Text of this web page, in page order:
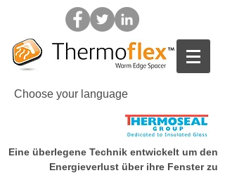
Choose your language
Eine überlegene Technik entwickelt um den
Energieverlust über ihre Fenster zu
Home